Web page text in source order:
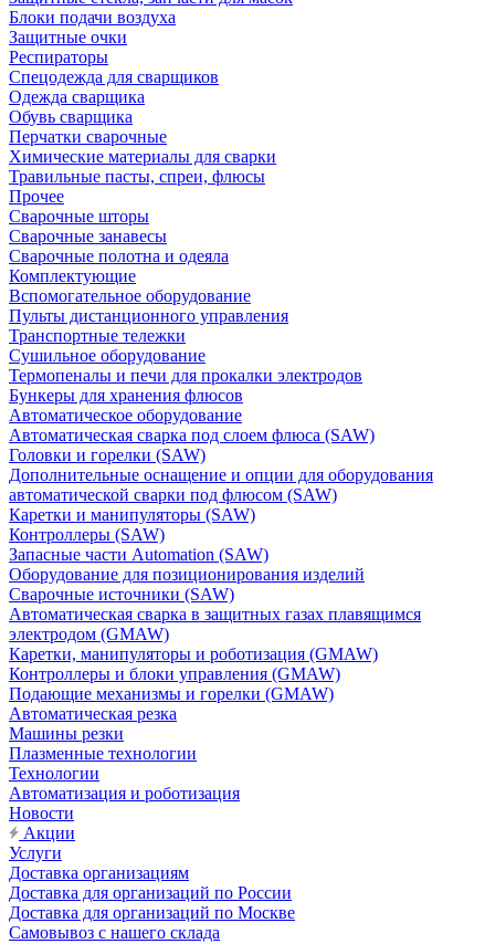
Блоки подачи воздуха
Защитные очки
Респираторы
Спецодежда для сварщиков
Одежда сварщика
Обувь сварщика
Перчатки сварочные
Химические материалы для сварки
Травильные пасты, спреи, флюсы
Прочее
Сварочные шторы
Сварочные занавесы
Сварочные полотна и одеяла
Комплектующие
Вспомогательное оборудование
Пульты дистанционного управления
Транспортные тележки
Сушильное оборудование
Термопеналы и печи для прокалки электродов
Бункеры для хранения флюсов
Автоматическое оборудование
Автоматическая сварка под слоем флюса (SAW)
Головки и горелки (SAW)
Дополнительные оснащение и опции для оборудования
автоматической сварки под флюсом (SAW)
Каретки и манипуляторы (SAW)
Контроллеры (SAW)
Запасные части Automation (SAW)
Оборудование для позиционирования изделий
Сварочные источники (SAW)
Автоматическая сварка в защитных газах плавящимся
электродом (GMAW)
Каретки, манипуляторы и роботизация (GMAW)
Контроллеры и блоки управления (GMAW)
Подающие механизмы и горелки (GMAW)
Автоматическая резка
Машины резки
Плазменные технологии
Технологии
Автоматизация и роботизация
Новости
Акции
Услуги
Доставка организациям
Доставка для организаций по России
Доставка для организаций по Москве
Самовывоз с нашего склада